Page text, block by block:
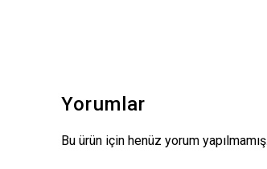
Yorumlar
Bu ürün için henüz yorum yapılmamış.